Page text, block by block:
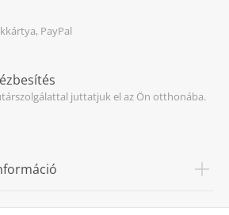
PayPal
juttatjuk el az Ön otthonába.